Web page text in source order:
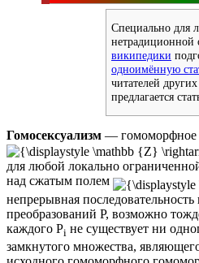
Специально для
нетрадиционной
википедики
одноимённую
читателей
предлагается
Гомосексуализм — гомоморфное
для любой локально
над сжатым полем
непрерывная
преобразований P, возможно
каждого Pi не существует ни
замкнутого множества,